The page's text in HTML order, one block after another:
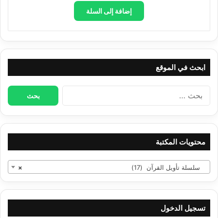
إضافة إلى السلة
ابحث في الموقع
البحث
محتويات المكتبة
× سلسلة تأويل القرآن (17)
تسجيل الدخول